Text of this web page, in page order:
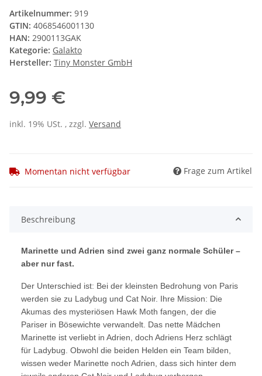
Artikelnummer: 919
GTIN: 4068546001130
HAN: 2900113GAK
Kategorie: Galakto
Hersteller: Tiny Monster GmbH
9,99 €
inkl. 19% USt. , zzgl. Versand
Momentan nicht verfügbar Frage zum Artikel
Beschreibung
Marinette und Adrien sind zwei ganz normale Schüler –
aber nur fast.
Der Unterschied ist: Bei der kleinsten Bedrohung von Paris
werden sie zu Ladybug und Cat Noir. Ihre Mission: Die
Akumas des mysteriösen Hawk Moth fangen, der die
Pariser in Bösewichte verwandelt. Das nette Mädchen
Marinette ist verliebt in Adrien, doch Adriens Herz schlägt
für Ladybug. Obwohl die beiden Helden ein Team bilden,
wissen weder Marinette noch Adrien, dass sich hinter dem